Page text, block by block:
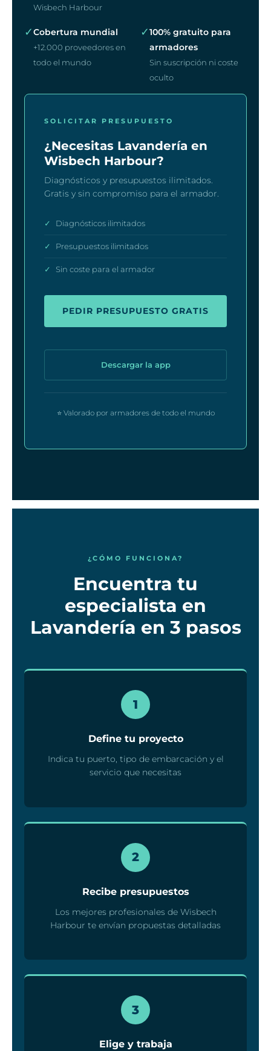
Wisbech Harbour
✓Cobertura mundial
+12.000 proveedores en
todo el mundo
✓100% gratuito para
armadores
Sin suscripción ni coste
oculto
SOLICITAR PRESUPUESTO
¿Necesitas Lavandería en
Wisbech Harbour?
Diagnósticos y presupuestos ilimitados.
Gratis y sin compromiso para el armador.
✓ Diagnósticos ilimitados
✓ Presupuestos ilimitados
✓ Sin coste para el armador
PEDIR PRESUPUESTO GRATIS
Descargar la app
⭐ Valorado por armadores de todo el mundo
¿CÓMO FUNCIONA?
Encuentra tu
especialista en
Lavandería en 3 pasos
1
Define tu proyecto
Indica tu puerto, tipo de embarcación y el
servicio que necesitas
2
Recibe presupuestos
Los mejores profesionales de Wisbech
Harbour te envían propuestas detalladas
3
Elige y trabaja